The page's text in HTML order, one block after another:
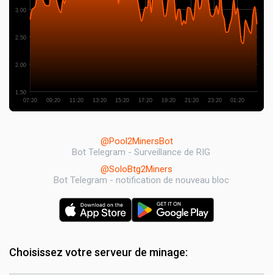
07:20 09:20 11:20 13:20 15:20 17:20 19:20 21:20 23:20 01:20
1.50
2.00
2.50
3.00
@Pool2MinersBot
Bot Telegram - Surveillance de RIG
@SoloBtg2Miners
Bot Telegram - notification de nouveau bloc
Choisissez votre serveur de minage: